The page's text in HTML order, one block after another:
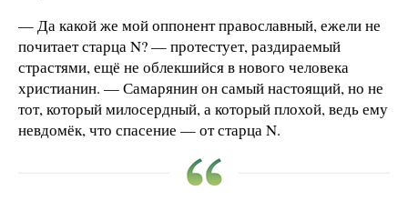
— Да какой же мой оппонент православный, ежели не
почитает старца N? — протестует, раздираемый
страстями, ещё не облекшийся в нового человека
христианин. — Самарянин он самый настоящий, но не
тот, который милосердный, а который плохой, ведь ему
невдомёк, что спасение — от старца N.